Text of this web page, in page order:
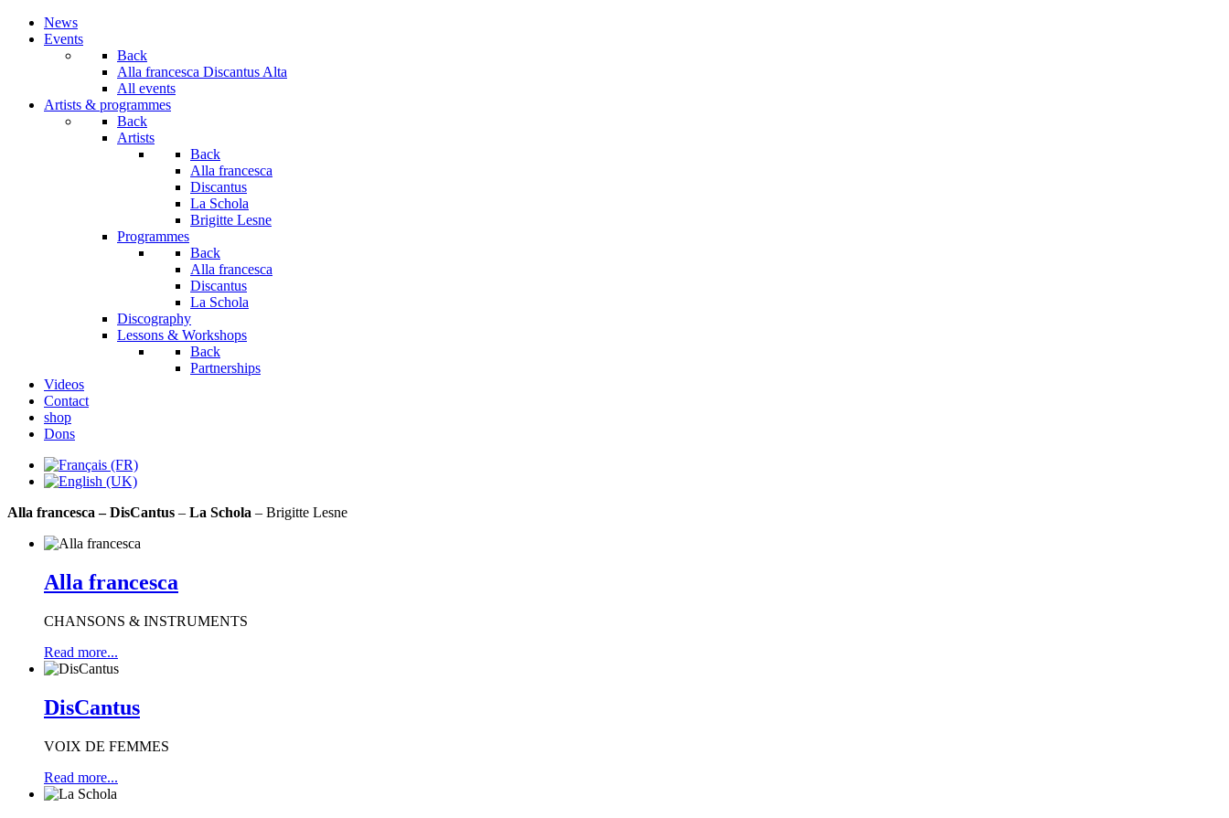
News
Events
Back
Alla francesca Discantus Alta
All events
Artists & programmes
Back
Artists
Back
Alla francesca
Discantus
La Schola
Brigitte Lesne
Programmes
Back
Alla francesca
Discantus
La Schola
Discography
Lessons & Workshops
Back
Partnerships
Videos
Contact
shop
Dons
Alla francesca – DisCantus – La Schola – Brigitte Lesne
Alla francesca
CHANSONS & INSTRUMENTS
Read more...
DisCantus
VOIX DE FEMMES
Read more...
Month
Month